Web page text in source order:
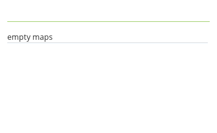
empty maps